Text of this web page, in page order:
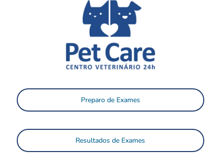
Preparo de Exames
Resultados de Exames